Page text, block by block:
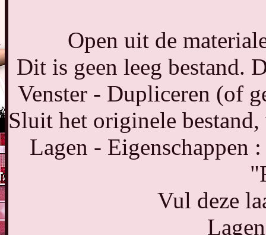
Open uit de
Dit is geen leeg bestand.
Venster - Dupliceren (of
Sluit het originele
Lagen - Eigenschappen
Vul deze